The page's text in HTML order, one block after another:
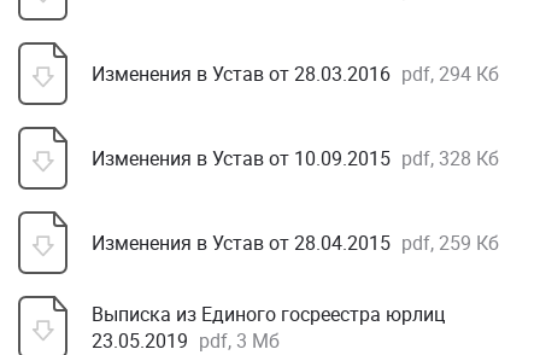
Изменения в Устав от 28.03.2016 pdf, 294 Кб
Изменения в Устав от 10.09.2015 pdf, 328 Кб
Изменения в Устав от 28.04.2015 pdf, 259 Кб
Выписка из Единого госреестра юрлиц
23.05.2019 pdf, 3 Мб